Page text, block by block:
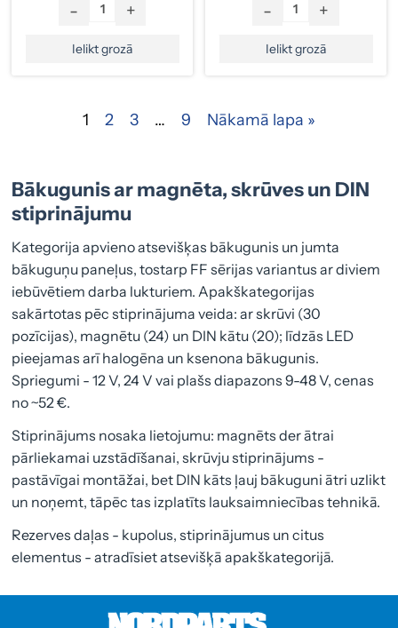
- +
Ielikt grozā
- +
Ielikt grozā
1 2 3 … 9 Nākamā lapa »
Bākugunis ar magnēta, skrūves un DIN
stiprinājumu
Kategorija apvieno atsevišķas bākugunis un jumta
bākuguņu paneļus, tostarp FF sērijas variantus ar diviem
iebūvētiem darba lukturiem. Apakškategorijas
sakārtotas pēc stiprinājuma veida: ar skrūvi (30
pozīcijas), magnētu (24) un DIN kātu (20); līdzās LED
pieejamas arī halogēna un ksenona bākugunis.
Spriegumi - 12 V, 24 V vai plašs diapazons 9-48 V, cenas
no ~52 €.
Stiprinājums nosaka lietojumu: magnēts der ātrai
pārliekamai uzstādīšanai, skrūvju stiprinājums -
pastāvīgai montāžai, bet DIN kāts ļauj bākuguni ātri uzlikt
un noņemt, tāpēc tas izplatīts lauksaimniecības tehnikā.
Rezerves daļas - kupolus, stiprinājumus un citus
elementus - atradīsiet atsevišķā apakškategorijā.